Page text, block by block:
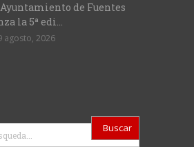
de Fuentes
la 5ª edi...
agosto, 2026